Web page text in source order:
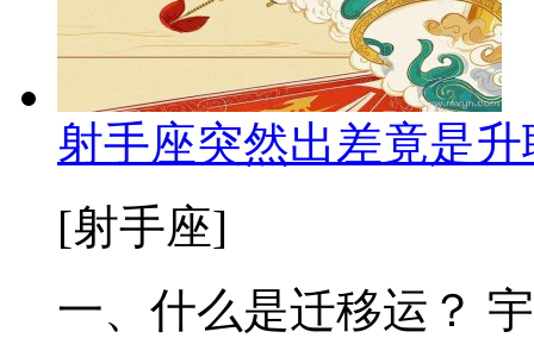
射手座突然出差竟是
[射手座]
一、什么是迁移运？